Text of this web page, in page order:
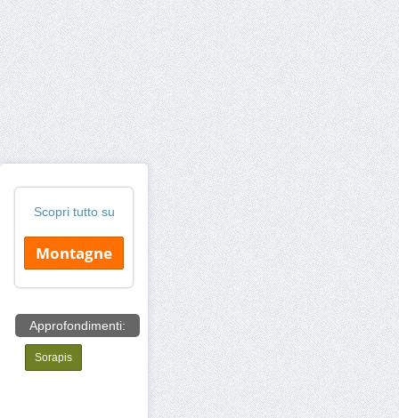
Scopri tutto su
Montagne
Approfondimenti:
Sorapis